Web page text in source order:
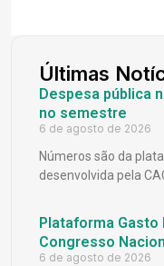
Últimas
Despesa pública
no semestre
6 de agosto de 2026
Números são da
desenvolvida pela
Plataforma Gasto
Congresso
6 de agosto de 2026